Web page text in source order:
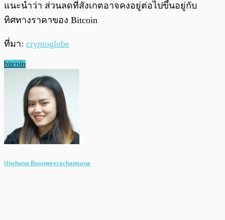
แนะนำว่า ส่วนลดที่สังเกตอาจคงอยู่ต่อไปขึ้นอยู่กับ
ทิศทางราคาของ Bitcoin
ที่มา: cryptoglobe
bitcoin
Unchana Boonweerachaimana